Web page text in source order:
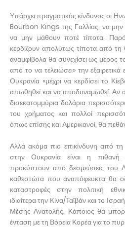
Υπάρχει πραγματικός κίνδυνος οι
Bourbon Kings της Γαλλίας, να μην
να μην μάθουν ποτέ τίποτα.
κερδίζουν απολύτως τίποτα από
αναμφίβολα θα συνεχίσει ως μέρος
από το να τελειώσει» την
Ουκρανία «μέχρι να κερδίσει το
απωθηθεί και να αποδυναμωθεί. Αν
δισεκατομμύρια δολάρια
του χρήματος και πολλοί
όπως επίσης και Αμερικανοί, θα
Αλλά ακόμα πιο επικίνδυνη από
στην Ουκρανία είναι η
προκύπτουν από δεσμεύσεις του
καθεστώτα που αναπόφευκτα θα
καταστροφές στην πολιτική
ιδιαίτερα την Κίνα/Ταϊβάν και το
Μέσης Ανατολής. Κάποιος θα
ένταση με τη Βόρεια Κορέα για το